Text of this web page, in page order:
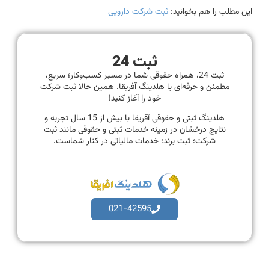
این مطلب را هم بخوانید: ثبت شرکت دارویی
ثبت 24
ثبت 24، همراه حقوقی شما در مسیر کسب‌وکار؛ سریع،
مطمئن و حرفه‌ای با هلدینگ آفریقا. همین حالا ثبت شرکت
خود را آغاز کنید!
هلدینگ ثبتی و حقوقی آفریقا با بیش از 15 سال تجربه و
نتایج درخشان در زمینه خدمات ثبتی و حقوقی مانند ثبت
شرکت؛ ثبت برند؛ خدمات مالیاتی در کنار شماست.
021-42595